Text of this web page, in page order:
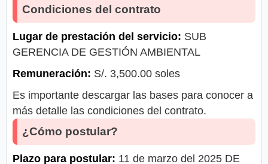
Condiciones del contrato
Lugar de prestación del servicio: SUB
GERENCIA DE GESTIÓN AMBIENTAL
Remuneración: S/. 3,500.00 soles
Es importante descargar las bases para conocer a
más detalle las condiciones del contrato.
¿Cómo postular?
Plazo para postular: 11 de marzo del 2025 DE